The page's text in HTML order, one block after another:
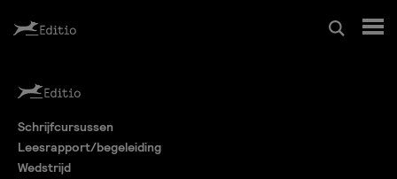
Leesrapport/begeleiding
Schrijfcursussen
Leesrapport/begeleiding
Wedstrijd